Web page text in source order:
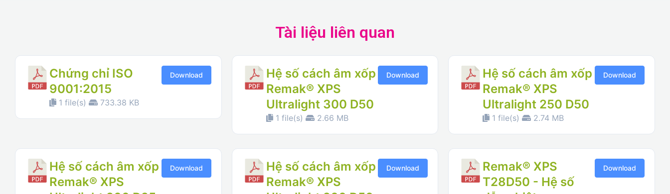
Tài liệu liên quan
Chứng chỉ ISO
9001:2015
1 file(s) 733.38 KB
Download
Hệ số cách âm xốp
Remak® XPS
Ultralight 300 D50
1 file(s) 2.66 MB
Download
Hệ số cách âm xốp
Remak® XPS
Ultralight 250 D50
1 file(s) 2.74 MB
Download
Hệ số cách âm xốp
Remak® XPS
Download
Hệ số cách âm xốp
Remak® XPS
Download
Remak® XPS
T28D50 - Hệ số
Download